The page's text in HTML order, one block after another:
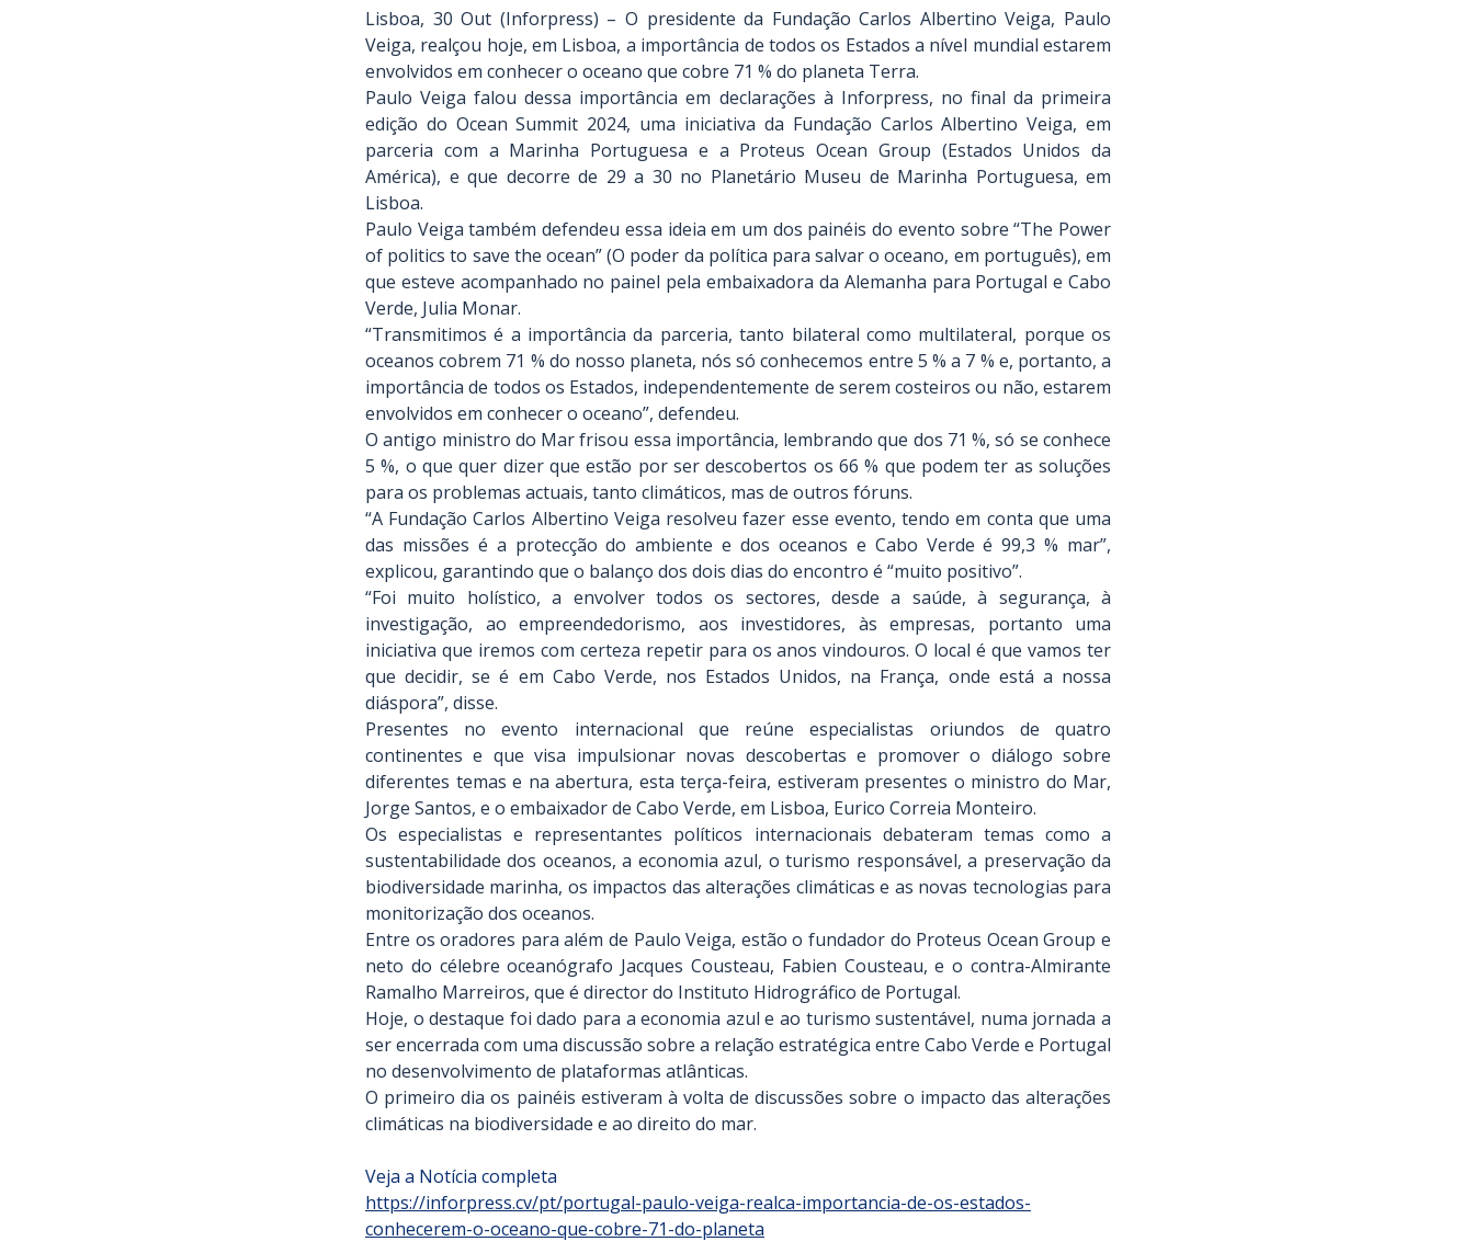
Lisboa, 30 Out (Inforpress) – O presidente da Fundação Carlos Albertino Veiga, Paulo
Veiga, realçou hoje, em Lisboa, a importância de todos os Estados a nível mundial estarem
envolvidos em conhecer o oceano que cobre 71 % do planeta Terra.
Paulo Veiga falou dessa importância em declarações à Inforpress, no final da primeira
edição do Ocean Summit 2024, uma iniciativa da Fundação Carlos Albertino Veiga, em
parceria com a Marinha Portuguesa e a Proteus Ocean Group (Estados Unidos da
América), e que decorre de 29 a 30 no Planetário Museu de Marinha Portuguesa, em
Lisboa.
Paulo Veiga também defendeu essa ideia em um dos painéis do evento sobre “The Power
of politics to save the ocean” (O poder da política para salvar o oceano, em português), em
que esteve acompanhado no painel pela embaixadora da Alemanha para Portugal e Cabo
Verde, Julia Monar.
“Transmitimos é a importância da parceria, tanto bilateral como multilateral, porque os
oceanos cobrem 71 % do nosso planeta, nós só conhecemos entre 5 % a 7 % e, portanto, a
importância de todos os Estados, independentemente de serem costeiros ou não, estarem
envolvidos em conhecer o oceano”, defendeu.
O antigo ministro do Mar frisou essa importância, lembrando que dos 71 %, só se conhece
5 %, o que quer dizer que estão por ser descobertos os 66 % que podem ter as soluções
para os problemas actuais, tanto climáticos, mas de outros fóruns.
“A Fundação Carlos Albertino Veiga resolveu fazer esse evento, tendo em conta que uma
das missões é a protecção do ambiente e dos oceanos e Cabo Verde é 99,3 % mar”,
explicou, garantindo que o balanço dos dois dias do encontro é “muito positivo”.
“Foi muito holístico, a envolver todos os sectores, desde a saúde, à segurança, à
investigação, ao empreendedorismo, aos investidores, às empresas, portanto uma
iniciativa que iremos com certeza repetir para os anos vindouros. O local é que vamos ter
que decidir, se é em Cabo Verde, nos Estados Unidos, na França, onde está a nossa
diáspora”, disse.
Presentes no evento internacional que reúne especialistas oriundos de quatro
continentes e que visa impulsionar novas descobertas e promover o diálogo sobre
diferentes temas e na abertura, esta terça-feira, estiveram presentes o ministro do Mar,
Jorge Santos, e o embaixador de Cabo Verde, em Lisboa, Eurico Correia Monteiro.
Os especialistas e representantes políticos internacionais debateram temas como a
sustentabilidade dos oceanos, a economia azul, o turismo responsável, a preservação da
biodiversidade marinha, os impactos das alterações climáticas e as novas tecnologias para
monitorização dos oceanos.
Entre os oradores para além de Paulo Veiga, estão o fundador do Proteus Ocean Group e
neto do célebre oceanógrafo Jacques Cousteau, Fabien Cousteau, e o contra-Almirante
Ramalho Marreiros, que é director do Instituto Hidrográfico de Portugal.
Hoje, o destaque foi dado para a economia azul e ao turismo sustentável, numa jornada a
ser encerrada com uma discussão sobre a relação estratégica entre Cabo Verde e Portugal
no desenvolvimento de plataformas atlânticas.
O primeiro dia os painéis estiveram à volta de discussões sobre o impacto das alterações
climáticas na biodiversidade e ao direito do mar.
Veja a Notícia completa
https://inforpress.cv/pt/portugal-paulo-veiga-realca-importancia-de-os-estados-
conhecerem-o-oceano-que-cobre-71-do-planeta